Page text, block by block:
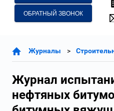
ОБРАТНЫЙ ЗВОНОК
Журналы
Журнал
нефтяных